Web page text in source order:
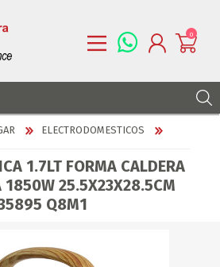
0
ELECTRODOMESTICOS
1.7LT FORMA CALDERA
1850W 25.5X23X28.5CM
Q8M1